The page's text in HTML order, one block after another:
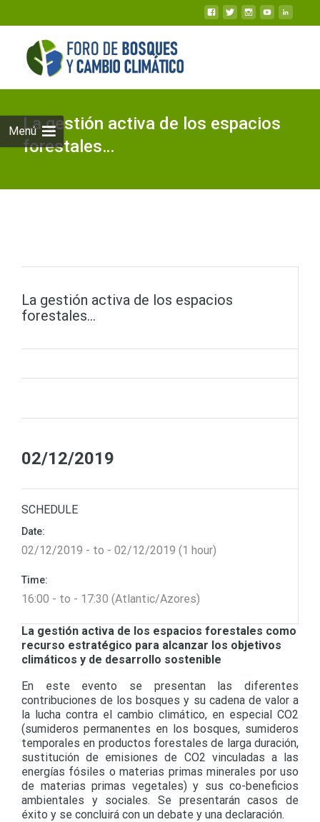
MenúLa gestión activa de los espacios
forestales…
La gestión activa de los espacios
forestales…
02/12/2019
SCHEDULE
Date:
02/12/2019 - to - 02/12/2019 (1 hour)
Time:
16:00 - to - 17:30 (Atlantic/Azores)
La gestión activa de los espacios forestales como
recurso estratégico para alcanzar los objetivos
climáticos y de desarrollo sostenible
En este evento se presentan las diferentes
contribuciones de los bosques y su cadena de valor a
la lucha contra el cambio climático, en especial CO2
(sumideros permanentes en los bosques, sumideros
temporales en productos forestales de larga duración,
sustitución de emisiones de CO2 vinculadas a las
energías fósiles o materias primas minerales por uso
de materias primas vegetales) y sus co-beneficios
ambientales y sociales. Se presentarán casos de
éxito y se concluirá con un debate y una declaración.